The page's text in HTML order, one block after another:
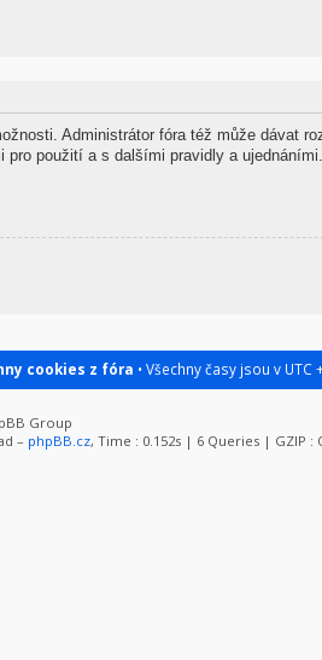
Administrátor fóra též může dávat
použití a s dalšími pravidly a
cookies z fóra • Všechny časy jsou v
Group
– phpBB.cz, Time : 0.152s | 6 Queries | GZIP :